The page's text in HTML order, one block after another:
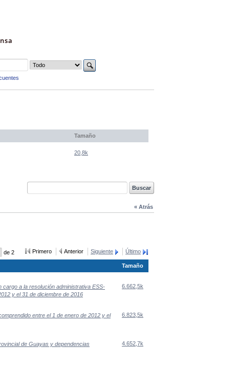
Tamaño
20,8k
« Atrás
de 2 Primero Anterior Siguiente Último
Tamaño
a la resolución administrativa ESS-
y el 31 de diciembre de 2016
6.662,5k
entre el 1 de enero de 2012 y el
6.823,5k
de Guayas y dependencias
4.652,7k